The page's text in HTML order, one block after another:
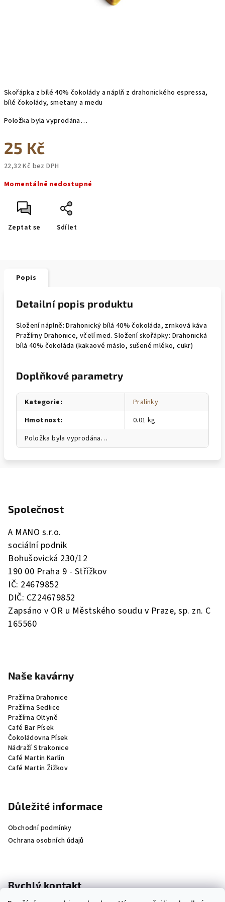
Skořápka z bílé 40% čokolády a náplň z drahonického espressa,
bílé čokolády, smetany a medu
Položka byla vyprodána…
25 Kč
22,32 Kč bez DPH
cena:
Momentálně nedostupné
Zeptat se Sdílet
Popis
Detailní popis produktu
Složení náplně: Drahonický bílá 40% čokoláda, zrnková káva
Pražírny Drahonice, včelí med. Složení skořápky: Drahonická
bílá 40% čokoláda (kakaové máslo, sušené mléko, cukr)
Doplňkové parametry
Kategorie:
Pralinky
Hmotnost:
0.01 kg
Položka byla vyprodána…
Společnost
A MANO s.r.o.
sociální podnik
Bohušovická 230/12
190 00 Praha 9 - Střížkov
IČ: 24679852
DIČ: CZ24679852
Zapsáno v OR u Městského soudu v Praze, sp. zn. C
165560
Naše kavárny
Pražírna Drahonice
Pražírna Sedlice
Pražírna Oltyně
Café Bar Písek
Čokoládovna Písek
Nádraží Strakonice
Café Martin Karlín
Café Martin Žižkov
Důležité informace
Obchodní podmínky
Ochrana osobních údajů
Rychlý kontakt